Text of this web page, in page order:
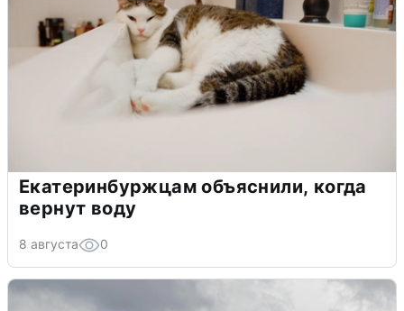
Екатеринбуржцам объяснили, когда
вернут воду
8 августа 0